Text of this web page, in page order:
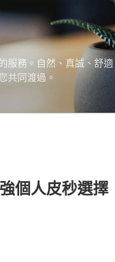
務。自然、真誠、舒
共同渡過。
個人皮秒選擇